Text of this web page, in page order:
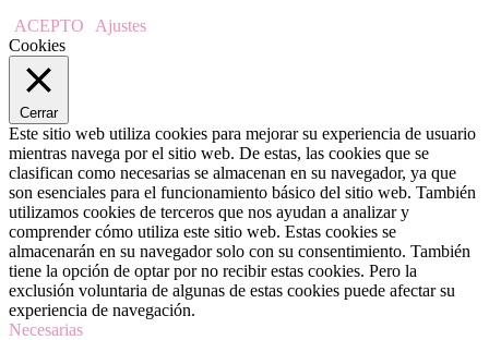
ACEPTO
Ajustes
Cookies
Cerrar
Este sitio web utiliza cookies para mejorar su experiencia de usuario
mientras navega por el sitio web. De estas, las cookies que se
clasifican como necesarias se almacenan en su navegador, ya que
son esenciales para el funcionamiento básico del sitio web. También
utilizamos cookies de terceros que nos ayudan a analizar y
comprender cómo utiliza este sitio web. Estas cookies se
almacenarán en su navegador solo con su consentimiento. También
tiene la opción de optar por no recibir estas cookies. Pero la
exclusión voluntaria de algunas de estas cookies puede afectar su
experiencia de navegación.
Necesarias